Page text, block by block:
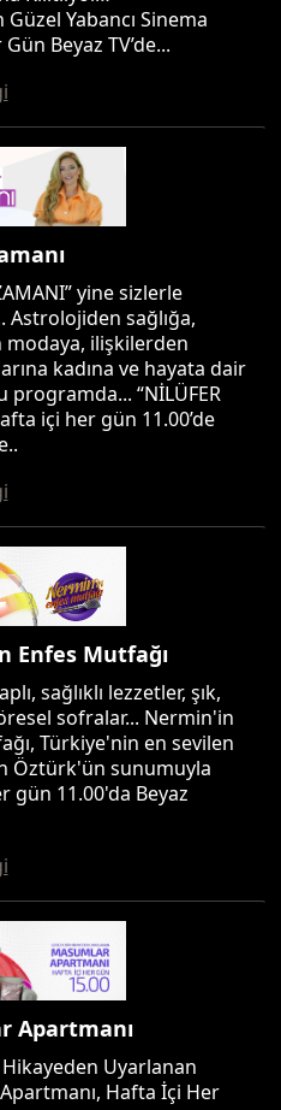
Yabancı Sinema
Beyaz TV’de...
yine sizlerle
Astrolojiden sağlığa,
ilişkilerden
kadına ve hayata dair
programda... “NİLÜFER
içi her gün 11.00’de
Enfes Mutfağı
sağlıklı lezzetler, şık,
sofralar... Nermin'in
Türkiye'nin en sevilen
Öztürk'ün sunumuyla
gün 11.00'da Beyaz
Apartmanı
Uyarlanan
Hafta İçi Her